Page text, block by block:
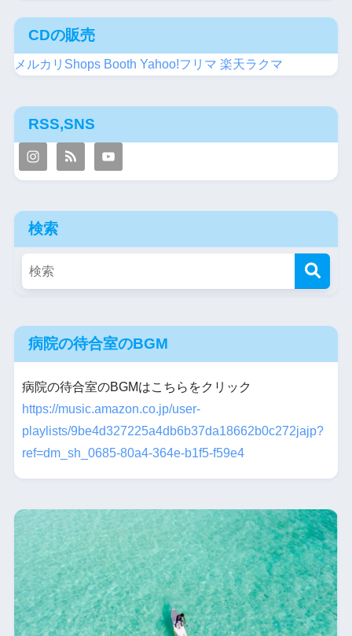
CDの販売
メルカリShops Booth Yahoo!フリマ 楽天ラクマ
RSS,SNS
検索
病院の待合室のBGM
病院の待合室のBGMはこちらをクリック
https://music.amazon.co.jp/user-
playlists/9be4d327225a4db6b37da18662b0c272jajp?
ref=dm_sh_0685-80a4-364e-b1f5-f59e4